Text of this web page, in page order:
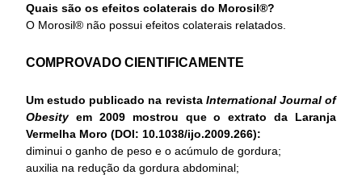
Quais são os efeitos colaterais do Morosil®?
O Morosil® não possui efeitos colaterais relatados.
COMPROVADO CIENTIFICAMENTE
Um estudo publicado na revista International Journal of
Obesityem 2009 mostrou que o extrato da Laranja
Vermelha Moro (DOI: 10.1038/ijo.2009.266):
diminui o ganho de peso e o acúmulo de gordura;
auxilia na redução da gordura abdominal;